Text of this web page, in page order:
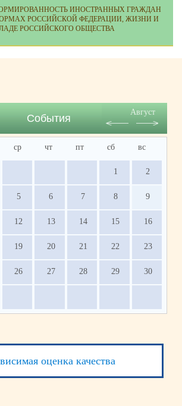
ИНОСТРАННЫХ ГРАЖДАН
РОССИЙСКОЙ ФЕДЕРАЦИИ, ЖИЗНИ И
РОССИЙСКОГО ОБЩЕСТВА
События
Август
ср чт пт сб вс
1 2
5 6 7 8 9
12 13 14 15 16
19 20 21 22 23
26 27 28 29 30
оценка качества